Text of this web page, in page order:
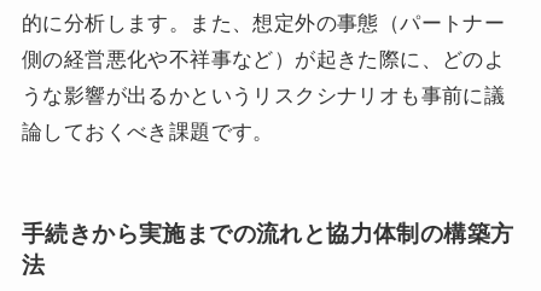
的に分析します。また、想定外の事態（パートナー
側の経営悪化や不祥事など）が起きた際に、どのよ
うな影響が出るかというリスクシナリオも事前に議
論しておくべき課題です。
手続きから実施までの流れと協力体制の構築方
法